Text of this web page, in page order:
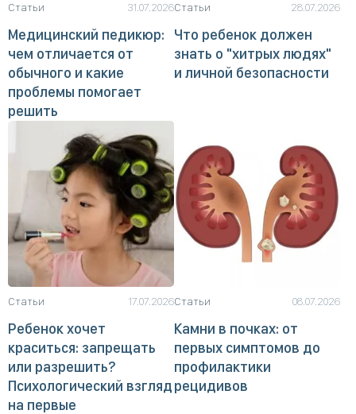
Статьи 31.07.2026
Медицинский педикюр:
чем отличается от
обычного и какие
проблемы помогает
решить
Статьи 28.07.2026
Что ребенок должен
знать о "хитрых людях"
и личной безопасности
Статьи 17.07.2026
Ребенок хочет
краситься: запрещать
или разрешить?
Психологический взгляд
на первые
Статьи 08.07.2026
Камни в почках: от
первых симптомов до
профилактики
рецидивов